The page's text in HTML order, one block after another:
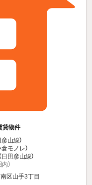
貸物件
山線）
倉モノレ）
日田彦山線）
）
区山手3丁目